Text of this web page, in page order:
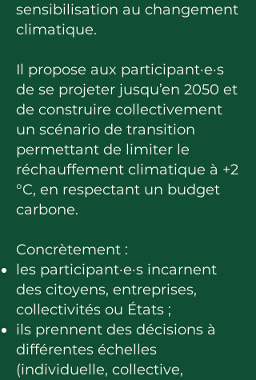
sensibilisation au changement
climatique.
Il propose aux participant·e·s
de se projeter jusqu’en 2050 et
de construire collectivement
un scénario de transition
permettant de limiter le
réchauffement climatique à +2
°C, en respectant un budget
carbone.
Concrètement :
les participant·e·s incarnent
des citoyens, entreprises,
collectivités ou États ;
ils prennent des décisions à
différentes échelles
(individuelle, collective,